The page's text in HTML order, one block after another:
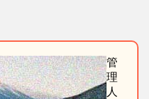
管
理
人